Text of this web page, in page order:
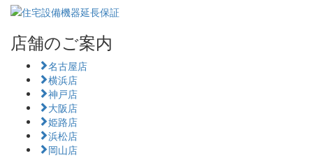
店舗のご案内
名古屋店
横浜店
神戸店
大阪店
姫路店
浜松店
岡山店